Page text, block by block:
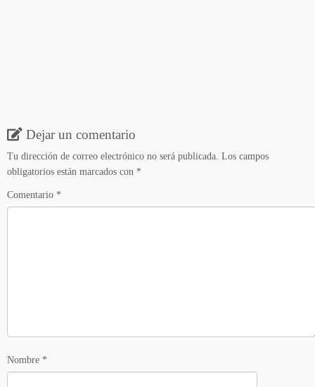
Dejar un comentario
Tu dirección de correo electrónico no será publicada. Los campos
obligatorios están marcados con *
Comentario *
Nombre *